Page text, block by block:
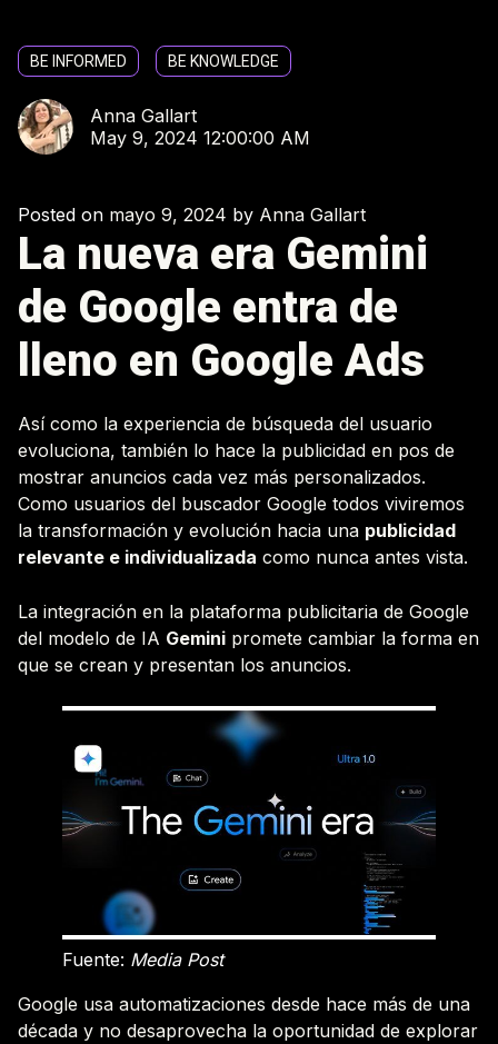
BE INFORMED BE KNOWLEDGE
Anna Gallart
May 9, 2024 12:00:00 AM
Posted on mayo 9, 2024 by Anna Gallart
La nueva era Gemini
de Google entra de
lleno en Google Ads
Así como la experiencia de búsqueda del usuario
evoluciona, también lo hace la publicidad en pos de
mostrar anuncios cada vez más personalizados.
Como usuarios del buscador Google todos viviremos
la transformación y evolución hacia una publicidad
relevante e individualizada como nunca antes vista.
La integración en la plataforma publicitaria de Google
del modelo de IA Gemini promete cambiar la forma en
que se crean y presentan los anuncios.
Fuente: Media Post
Google usa automatizaciones desde hace más de una
década y no desaprovecha la oportunidad de explorar